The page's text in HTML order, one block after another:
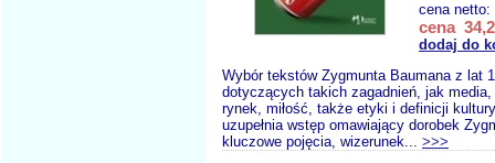
cena netto:
cena
dodaj do
Wybór tekstów Zygmunta Baumana z lat
dotyczących takich zagadnień, jak
rynek, miłość, także etyki i definicji
uzupełnia wstęp omawiający dorobek
kluczowe pojęcia, wizerunek... >>>